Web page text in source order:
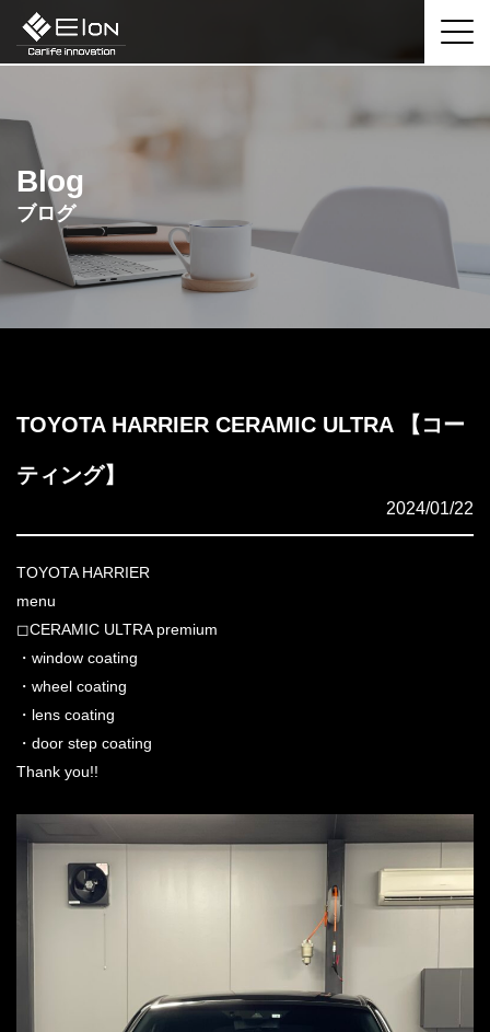
Blog
ブログ
TOYOTA HARRIER CERAMIC ULTRA 【コー
ティング】
2024/01/22
TOYOTA HARRIER
menu
◻︎CERAMIC ULTRA premium
・window coating
・wheel coating
・lens coating
・door step coating
Thank you!!